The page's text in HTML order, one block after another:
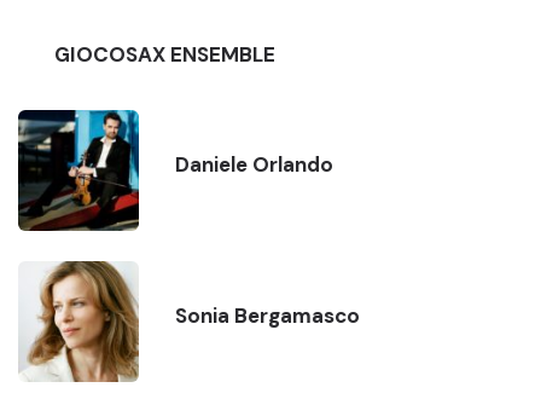
GIOCOSAX ENSEMBLE
Daniele Orlando
Sonia Bergamasco